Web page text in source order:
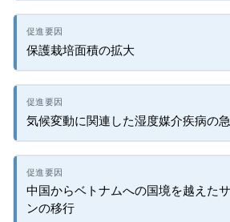
保護栽培面積の拡大
気候変動に関連した湿度媒介疾病の
中国からベトナムへの国境を越えた
ンの移行